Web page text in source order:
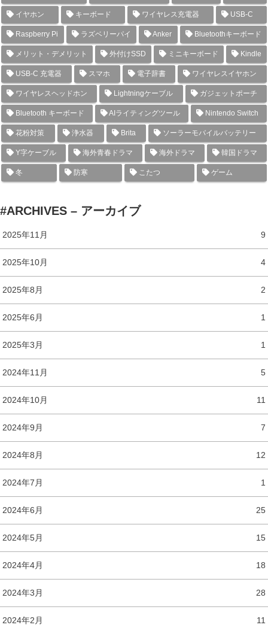
イヤホン キーボード ワイヤレス充電器 USB-C
Raspberry Pi ラズベリーパイ Anker Bluetoothキーボード
メリット・デメリット 外付けSSD ミニキーボード Kindle
USB-C 充電器 スマホ 電子辞書 ワイヤレスイヤホン
ワイヤレスヘッドホン Lightningケーブル ガジェットポーチ
Bluetooth キーボード AIライティングツール Nintendo Switch
花粉対策 浄水器 Brita ソーラーモバイルバッテリー
Y字ケーブル 海外青春ドラマ 海外ドラマ 韓国ドラマ
冬 防寒 こたつ ゲーム
#ARCHIVES – アーカイブ
2025年11月 9
2025年10月 4
2025年8月 2
2025年6月 1
2025年3月 1
2024年11月 5
2024年10月 11
2024年9月 7
2024年8月 12
2024年7月 1
2024年6月 25
2024年5月 15
2024年4月 18
2024年3月 28
2024年2月 11